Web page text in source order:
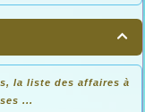

la liste des affaires à
...